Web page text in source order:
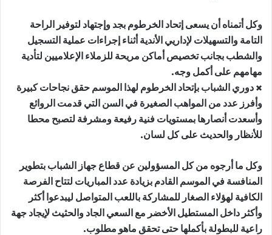
وكل أتمناه أن يسعى إتحاد الخرطوم بجد وإجتهاد لتوفير الراحة
التامة والتسهيلات لإداريي الأندية أثناء إجراءات عملية التسجيل
والشطب بجانب تخصيص أماكن مريحة للزملاء الإعلاميين لتأدية
مهامهم على أكمل وجه.
× دوري الشباب بإتحاد الخرطوم لهذا الموسم حقق نجاحات كبيرة
وأفرز عدد من المواهب الصغيرة في السن التي قدمت الروائع
وأسعدت أنصارها بمستويات فنية رفيعة ومشرفة لتصبح محطا
للأنظار والحديث على كل لسان.
وكل ما أرجوه من كل المسؤولين عن قطاع جهاز الشباب بتطوير
المنافسة في الموسم القادم بزيادة عدد المباريات لتتاح الفرصة
الكافية لهؤلاء الصغار للمشاركة باللعب المتواصل ليبدعوا أكثر
وأكثر داخل المستطيل الأخضر مع السعي الجاد والحثيث لإيجاد جهة
راعية للبطولة بأكملها حتى تحقق ماهو مطلوب.